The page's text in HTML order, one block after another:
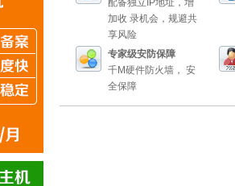
配备独立IP地址，增
加收 录机会，规避共
享风险
专家级安防保障
千M硬件防火墙， 安
全保障